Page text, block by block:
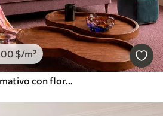
.00 $/m²